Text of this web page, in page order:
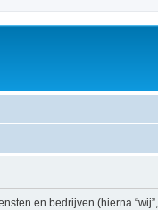
en bedrijven (hierna “wij”,